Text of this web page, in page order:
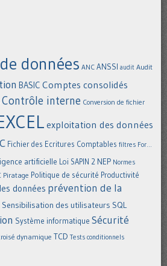
données ANC ANSSI audit Audit
BASIC Comptes consolidés
Contrôle interne Conversion de fichier
exploitation des données
Fichier des Ecritures Comptables filtres For...
artificielle Loi SAPIN 2 NEP Normes
Piratage Politique de sécurité Productivité
données prévention de la
Sensibilisation des utilisateurs SQL
Système informatique Sécurité
dynamique TCD Tests conditionnels